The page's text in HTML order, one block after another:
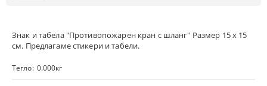
Знак и табела "Противопожарен кран с шланг" Размер 15 х 15
см. Предлагаме стикери и табели.
Тегло: 0.000кг